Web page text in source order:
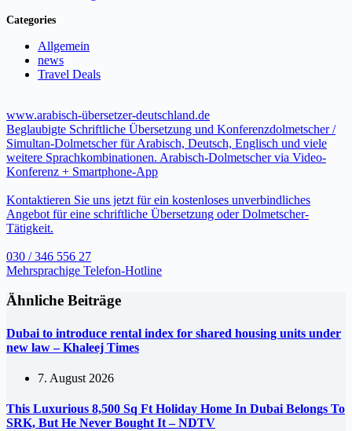
Categories
Allgemein
news
Travel Deals
www.arabisch-übersetzer-deutschland.de
Beglaubigte Schriftliche Übersetzung und Konferenzdolmetscher /
Simultan-Dolmetscher für Arabisch, Deutsch, Englisch und viele
weitere Sprachkombinationen. Arabisch-Dolmetscher via Video-
Konferenz + Smartphone-App
Kontaktieren Sie uns jetzt für ein kostenloses unverbindliches
Angebot für eine schriftliche Übersetzung oder Dolmetscher-
Tätigkeit.
030 / 346 556 27
Mehrsprachige Telefon-Hotline
Ähnliche Beiträge
Dubai to introduce rental index for shared housing units under
new law – Khaleej Times
7. August 2026
This Luxurious 8,500 Sq Ft Holiday Home In Dubai Belongs To
SRK, But He Never Bought It – NDTV